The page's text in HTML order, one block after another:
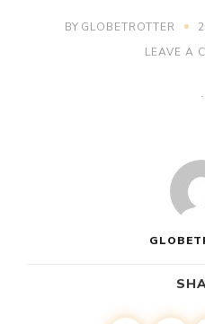
BY GLOBETROTTER
LEAVE A